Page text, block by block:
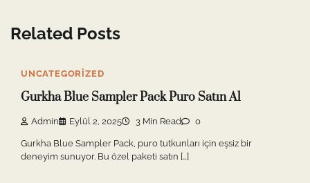
Related Posts
UNCATEGORIZED
Gurkha Blue Sampler Pack Puro Satın Al
Admin Eylül 2, 2025 3 Min Read 0
Gurkha Blue Sampler Pack, puro tutkunları için eşsiz bir
deneyim sunuyor. Bu özel paketi satın […]